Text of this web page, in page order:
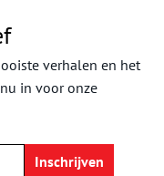
verhalen en het
in voor onze